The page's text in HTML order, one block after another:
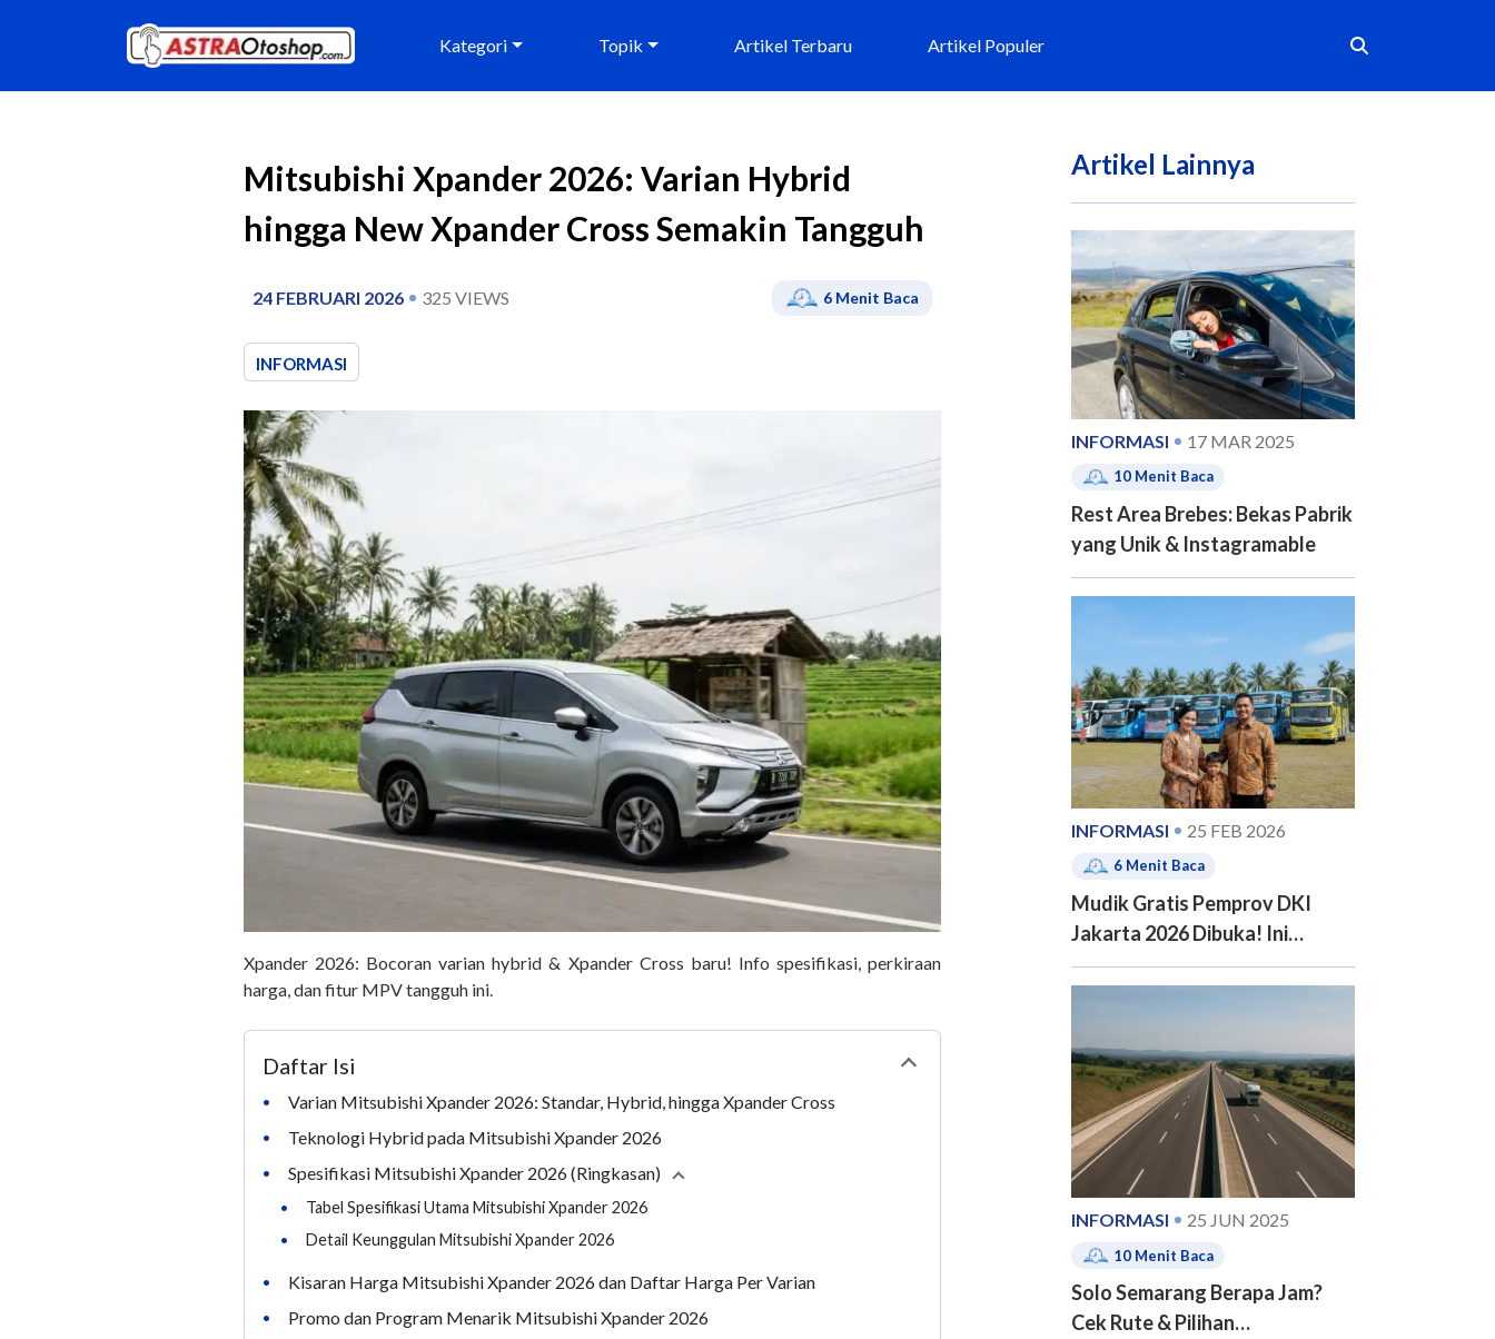
Kategori Topik Artikel Terbaru Artikel Populer
Mitsubishi Xpander 2026: Varian Hybrid
hingga New Xpander Cross Semakin Tangguh
24 FEBRUARI 2026 325 VIEWS 6 Menit Baca
INFORMASI
Xpander 2026: Bocoran varian hybrid & Xpander Cross baru! Info spesifikasi, perkiraan
harga, dan fitur MPV tangguh ini.
Daftar Isi
table of contents
•
Varian Mitsubishi Xpander 2026: Standar, Hybrid, hingga Xpander Cross
• Teknologi Hybrid pada Mitsubishi Xpander 2026
• Spesifikasi Mitsubishi Xpander 2026 (Ringkasan) Collapse
•
Tabel Spesifikasi Utama Mitsubishi Xpander 2026
•
Detail Keunggulan Mitsubishi Xpander 2026
• Kisaran Harga Mitsubishi Xpander 2026 dan Daftar Harga Per Varian
• Promo dan Program Menarik Mitsubishi Xpander 2026
Artikel Lainnya
INFORMASI 17 MAR 2025
10 Menit Baca
Rest Area Brebes: Bekas Pabrik
yang Unik & Instagramable
INFORMASI 25 FEB 2026
6 Menit Baca
Mudik Gratis Pemprov DKI
Jakarta 2026 Dibuka! Ini
Jadwal, 20 Kota Tujuan dan
Cara Pendaftarannya
INFORMASI 25 JUN 2025
10 Menit Baca
Solo Semarang Berapa Jam?
Cek Rute & Pilihan